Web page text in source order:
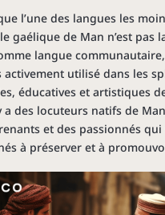
l’une des langues les
gaélique de Man n’est pas
langue
utilisé dans les
éducatives et artistiques
a des locuteurs natifs de
et des passionnés
à préserver et à